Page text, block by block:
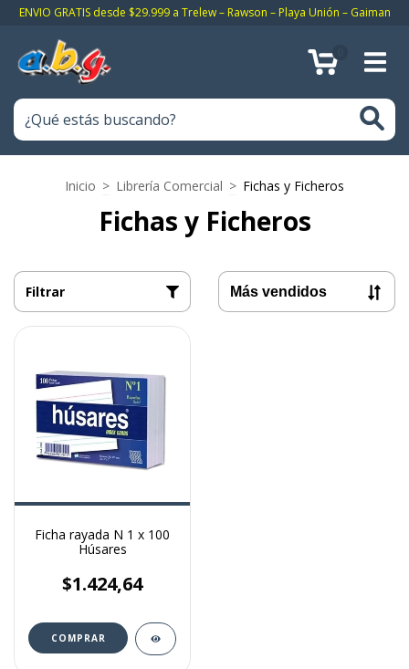
ENVIO GRATIS desde $29.999 a Trelew – Rawson – Playa Unión – Gaiman
Inicio > Librería Comercial > Fichas y Ficheros
Fichas y Ficheros
Filtrar
Ficha rayada N 1 x 100
Húsares
$1.424,64